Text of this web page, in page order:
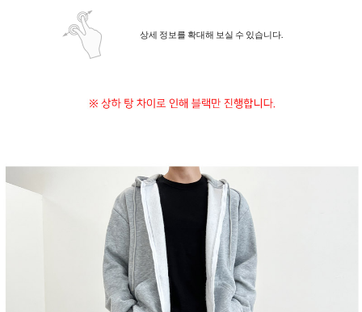
상세 정보를 확대해 보실 수 있습니다.